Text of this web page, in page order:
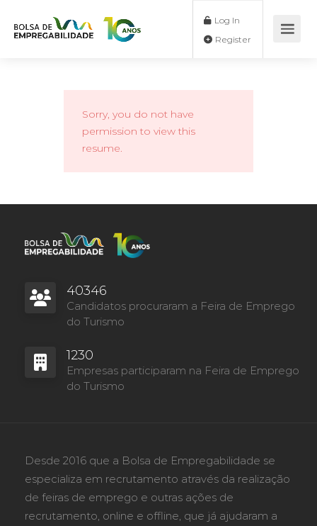
Log In
Sorry, you do not have
permission to view this
resume.
40346
Candidatos procuraram a Feira de Emprego
do Turismo
1230
Empresas participaram na Feira de Emprego
do Turismo
Desde 2016 que a Bolsa de Empregabilidade se
especializa em recrutamento através da realização
de feiras de emprego e outras ações de
recrutamento, online e offline, que já ajudaram a